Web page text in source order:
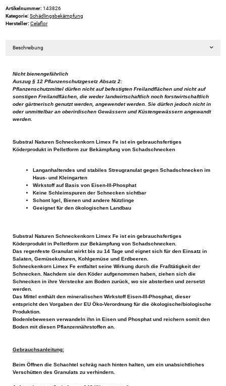
Artikelnummer: 143826
Kategorie: Schädlingsbekämpfung
Hersteller: Celaflor
Beschreibung
Nicht bienengefährlich
Auszug § 12 Pflanzenschutzgesetz Absatz 2:
Pflanzenschutzmittel dürfen nicht auf befestigten Freilandflächen und nicht auf
sonstigen Freilandflächen, die weder landwirtschaftlich noch forstwirtschaftlich
oder gärtnerisch genutzt werden, angewendet werden. Sie dürfen jedoch nicht in
oder unmittelbar an oberirdischen Gewässern und Küstengewässern angewandt
werden.
Substral Naturen Schneckenkorn Limex Fe ist ein gebrauchsfertiges
Köderprodukt in Pelletform zur Bekämpfung von Schadschnecken
Langanhaltendes und stabiles Streugranulat gegen Schadschnecken im
Haus- und Kleingarten
Wirkstoff auf Basis von Eisen-III-Phosphat
Keine Schleimspuren der Schnecken sichtbar
Schont Igel, Bienen und andere Nützlinge
Geeignet für den ökologischen Landbau
Substral Naturen Schneckenkorn Limex Fe ist ein gebrauchsfertiges
Köderprodukt in Pelletform zur Bekämpfung von Schadschnecken.
Das regenfeste Granulat wirkt bis zu 14 Tage und eignet sich für den Einsatz in
Salaten, Gemüsekulturen, Kohlgemüse und Erdbeeren.
Schneckenkorn Limex Fe entfaltet seine Wirkung durch die Fraßtätigkeit der
Schnecken. Nachdem sie den Köder aufgenommen haben, ziehen sich die
Schnecken in ihre Verstecke am Boden zurück, wo sie absterben und zersetzt
werden.
Das Mittel enthält den mineralischen Wirkstoff Eisen-III-Phosphat, dieser
entspricht den Vorgaben der EU Öko-Verordnung für die ökologische/biologische
Produktion.
Bodenlebewesen verwandeln ihn in Eisen und Phosphat und reichern somit den
Boden mit diesen Pflanzennährstoffen an.
Gebrauchsanleitung:
Beim Öffnen die Schachtel schräg nach hinten halten, um ein unabsichtliches
Verschütten des Granulats zu verhindern.